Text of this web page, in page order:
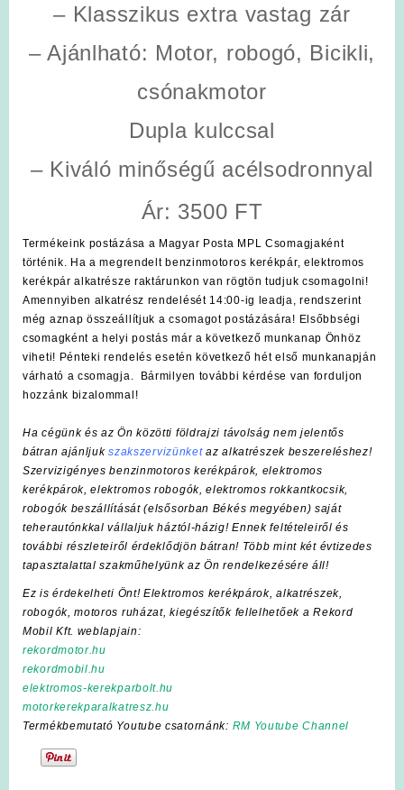
– Klasszikus extra vastag zár
– Ajánlható: Motor, robogó, Bicikli,
csónakmotor
Dupla kulccsal
– Kiváló minőségű acélsodronnyal
Ár: 3500 FT
Termékeink postázása a Magyar Posta MPL Csomagjaként
történik. Ha a megrendelt benzinmotoros kerékpár, elektromos
kerékpár alkatrésze raktárunkon van rögtön tudjuk csomagolni!
Amennyiben alkatrész rendelését 14:00-ig leadja, rendszerint
még aznap összeállítjuk a csomagot postázására! Elsőbbségi
csomagként a helyi postás már a következő munkanap Önhöz
viheti! Pénteki rendelés esetén következő hét első munkanapján
várható a csomagja. Bármilyen további kérdése van forduljon
hozzánk bizalommal!
Ha cégünk és az Ön közötti földrajzi távolság nem jelentős
bátran ajánljukszakszervizünket az alkatrészek beszereléshez!
Szervizigényes benzinmotoros kerékpárok, elektromos
kerékpárok, elektromos robogók, elektromos rokkantkocsik,
robogók beszállítását (elsősorban Békés megyében) saját
teherautónkkal vállaljuk háztól-házig! Ennek feltételeiről és
további részleteiről érdeklődjön bátran! Több mint két évtizedes
tapasztalattal szakműhelyünk az Ön rendelkezésére áll!
Ez is érdekelheti Önt! Elektromos kerékpárok, alkatrészek,
robogók, motoros ruházat, kiegészítők fellelhetőek a Rekord
Mobil Kft. weblapjain:
rekordmotor.hu
rekordmobil.hu
elektromos-kerekparbolt.hu
motorkerekparalkatresz.hu
Termékbemutató Youtube csatornánk: RM Youtube Channel